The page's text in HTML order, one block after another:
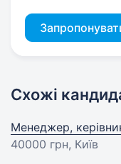
Схожі
Менеджер,
40000 грн, Київ